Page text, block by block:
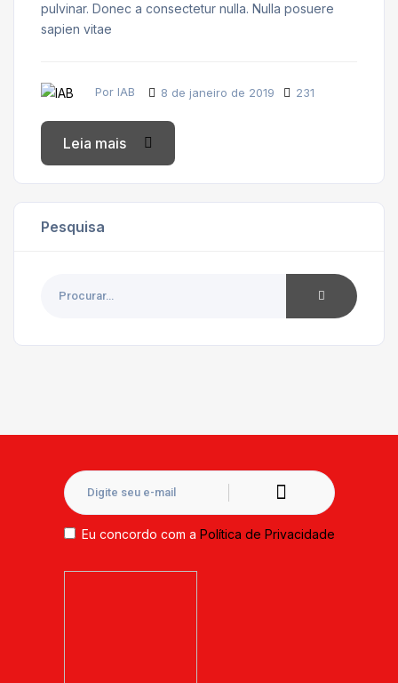
pulvinar. Donec a consectetur nulla. Nulla posuere
sapien vitae
Por IAB 8 de janeiro de 2019 231
Leia mais
Pesquisa
Eu concordo com a Política de Privacidade